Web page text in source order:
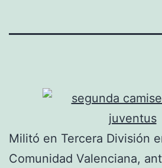
Militó en Tercera División
Comunidad Valenciana,